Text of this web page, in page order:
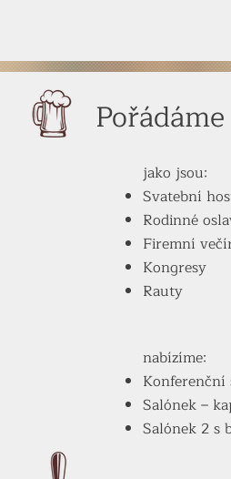
jako jsou:
Svatební
Rodinné
Firemní
Kongresy
Rauty
nabízíme:
Konferenční
Salónek –
Salónek 2 s